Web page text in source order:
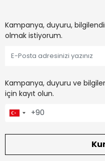
Kampanya, duyuru,
olmak istiyorum.
Kampanya, duyuru ve
için kayıt olun.